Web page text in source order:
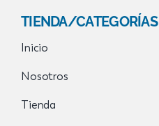
TIENDA/CATEGORÍAS
Inicio
Nosotros
Tienda